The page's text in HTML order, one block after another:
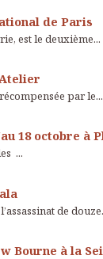
de Paris
est le deuxième...
par le...
18 octobre à
...
de
Bourne à la